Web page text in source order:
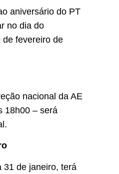
aniversário do PT
no dia do
de fevereiro de
nacional da AE
18h00 – será
31 de janeiro, terá